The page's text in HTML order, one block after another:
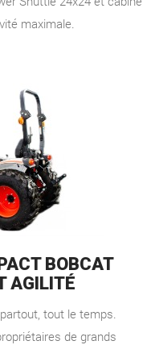
maximale.
BOBCAT
AGILITÉ
tout le temps.
de grands